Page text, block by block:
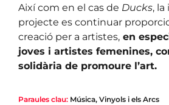
Així com en el cas de Ducks,
projecte es continuar
creació per a artistes, en
joves i artistes femenines,
solidària de promoure l’art.
Paraules clau: Música, Vinyols i els Arcs